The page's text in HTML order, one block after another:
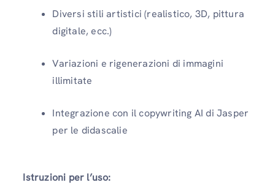
Diversi stili artistici (realistico, 3D, pittura
digitale, ecc.)
Variazioni e rigenerazioni di immagini
illimitate
Integrazione con il copywriting AI di Jasper
per le didascalie
Istruzioni per l’uso: